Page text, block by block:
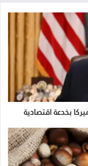
بخدعة اقتصادية